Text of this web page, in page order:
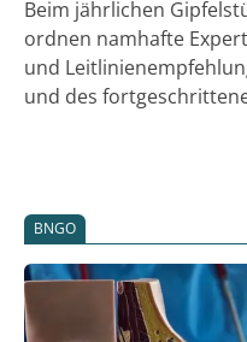
Beim jährlichen
ordnen namhafte
und
und des
zum großen Teil
Diskussion der Daten
Vorträge und
mehr, dass
damit die Relevanz der
Bewusstsein
BNGO